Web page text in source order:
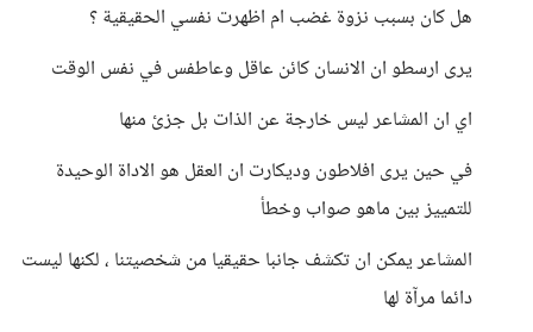
هل كان بسبب نزوة غضب ام اظهرت نفسي الحقيقية ؟
يرى ارسطو ان الانسان كائن عاقل وعاطفس في نفس الوقت
اي ان المشاعر ليس خارجة عن الذات بل جزئ منها
في حين يرى افلاطون وديكارت ان العقل هو الاداة الوحيدة
للتمييز بين ماهو صواب وخطأ
المشاعر يمكن ان تكشف جانبا حقيقيا من شخصيتنا ، لكنها ليست
دائما مرآة لها